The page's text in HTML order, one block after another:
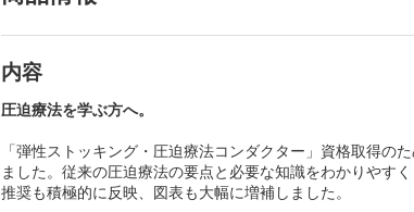
2 医療関連機器褥瘡（
3 リンパ浮腫に関するガイド
第7章 圧迫療法に関するQ&A
1 一般的な質問
内容
圧迫療法を学ぶ方へ。
「弾性ストッキング・圧迫療法コンダクター」資格取得
ました。従来の圧迫療法の要点と必要な知識をわかりやす
推奨も積極的に反映、図表も大幅に増補しました。